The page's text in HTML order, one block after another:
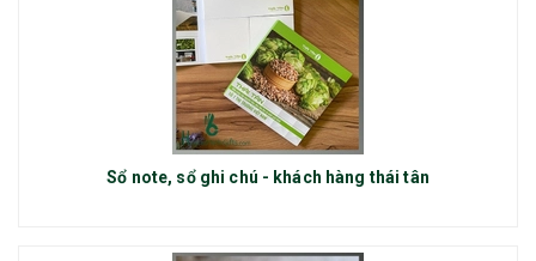
Sổ note, sổ ghi chú - khách hàng thái tân